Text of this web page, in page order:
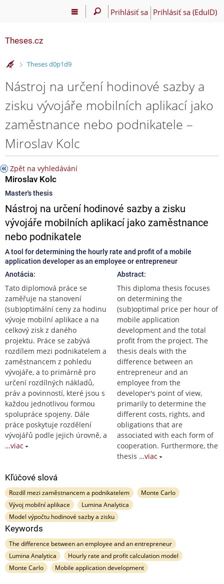
Prihlásiť sa Prihlásiť sa (EduID)
Theses.cz
>
Theses d0p1d9
Nástroj na určení hodinové sazby a
zisku vývojáře mobilních aplikací jako
zaměstnance nebo podnikatele –
Miroslav Kolc
Zpět na vyhledávání
Miroslav Kolc
Master's thesis
Nástroj na určení hodinové sazby a zisku
vývojáře mobilních aplikací jako zaměstnance
nebo podnikatele
A tool for determining the hourly rate and profit of a mobile
application developer as an employee or entrepreneur
Anotácia:
Tato diplomová práce se
zaměřuje na stanovení
(sub)optimální ceny za hodinu
vývoje mobilní aplikace a na
celkový zisk z daného
projektu. Práce se zabývá
rozdílem mezi podnikatelem a
zaměstnancem z pohledu
vývojáře, a to primárně pro
určení rozdílných nákladů,
práv a povinností, které jsou s
každou jednotlivou formou
spolupráce spojeny. Dále
práce poskytuje rozdělení
vývojářů podle jejich úrovně, a
…viac
Abstract:
This diploma thesis focuses
on determining the
(sub)optimal price per hour of
mobile application
development and the total
profit from the project. The
thesis deals with the
difference between an
entrepreneur and an
employee from the
developer's point of view,
primarily to determine the
different costs, rights, and
obligations that are
associated with each form of
cooperation. Furthermore, the
thesis …viac
Kľúčové slová
Rozdíl mezi zaměstnancem a podnikatelem
Monte Carlo
Vývoj mobilní aplikace
Lumina Analytica
Model výpočtu hodinové sazby a zisku
Keywords
The difference between an employee and an entrepreneur
Lumina Analytica
Hourly rate and profit calculation model
Monte Carlo
Mobile application development